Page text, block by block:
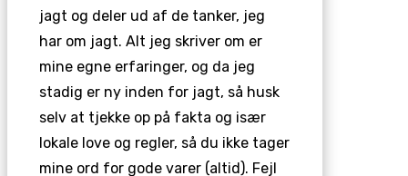
jagt og deler ud af de tanker, jeg
har om jagt. Alt jeg skriver om er
mine egne erfaringer, og da jeg
stadig er ny inden for jagt, så husk
selv at tjekke op på fakta og især
lokale love og regler, så du ikke tager
mine ord for gode varer (altid). Fejl